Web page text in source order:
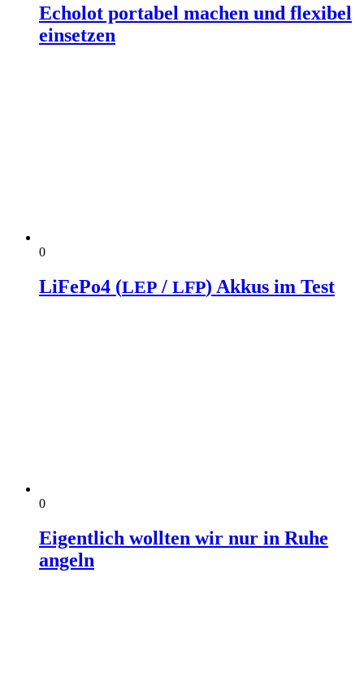
Echolot portabel machen und flexibel
einsetzen
0
LiFePo4 (LEP / LFP) Akkus im Test
0
Eigentlich wollten wir nur in Ruhe
angeln